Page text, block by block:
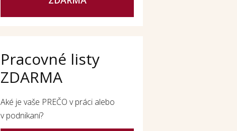
Pracovné listy
ZDARMA
Aké je vaše PREČO v práci alebo
v podnikaní?